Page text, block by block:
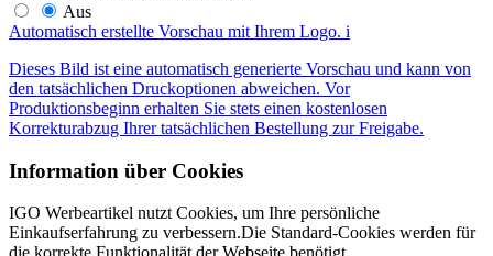
Aus
Automatisch erstellte Vorschau mit Ihrem Logo. i
Dieses Bild ist eine automatisch generierte Vorschau und kann von
den tatsächlichen Druckoptionen abweichen. Vor
Produktionsbeginn erhalten Sie stets einen kostenlosen
Korrekturabzug Ihrer tatsächlichen Bestellung zur Freigabe.
Information über Cookies
IGO Werbeartikel nutzt Cookies, um Ihre persönliche
Einkaufserfahrung zu verbessern.Die Standard-Cookies werden für